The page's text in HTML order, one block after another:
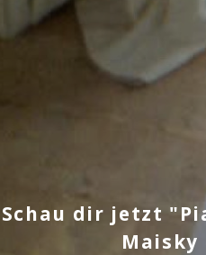
Schau dir jetzt
Maisky